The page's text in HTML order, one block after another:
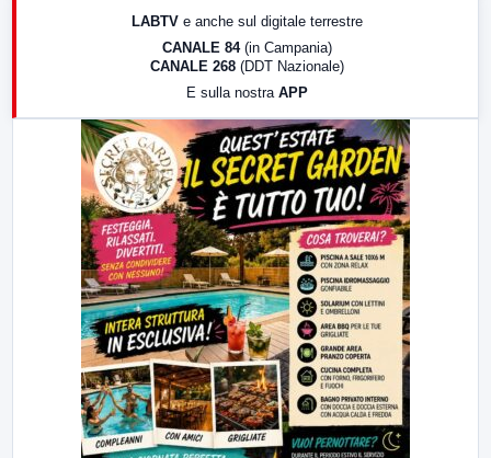
LabNews (replica)
LABTV e anche sul digitale terrestre
CANALE 84 (in Campania)
CANALE 268 (DDT Nazionale)
E sulla nostra APP